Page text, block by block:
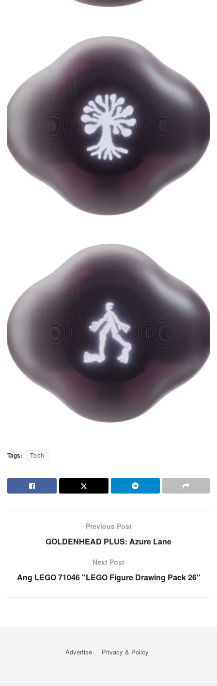
Tags: Tech
Previous Post
GOLDENHEAD PLUS: Azure Lane
Next Post
Ang LEGO 71046 "LEGO Figure Drawing Pack 26"
Advertise Privacy & Policy